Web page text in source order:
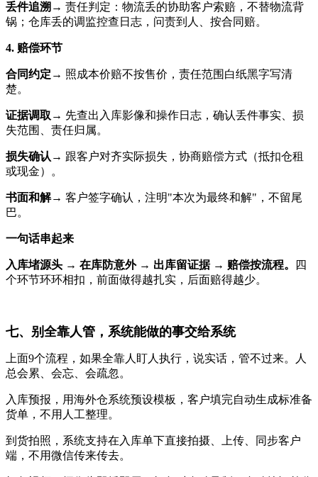
丢件追溯 → 责任判定：物流丢的协助客户索赔，不替物流背
锅；仓库丢的调监控查日志，问责到人、按合同赔。
4. 赔偿环节
合同约定 → 照成本价赔不按售价，责任范围白纸黑字写清
楚。
证据调取 → 先查出入库影像和操作日志，确认丢件事实、损
失范围、责任归属。
损失确认 → 跟客户对齐实际损失，协商赔偿方式（抵扣仓租
或现金）。
书面和解→ 客户签字确认，注明"本次为最终和解"，不留尾
巴。
一句话串起来
入库堵源头 → 在库防意外 → 出库留证据 → 赔偿按流程。
四
个环节环环相扣，前面做得越扎实，后面赔得越少。
七、别全靠人管，系统能做的事交给系统
上面9个流程，如果全靠人盯人执行，说实话，管不过来。人
总会累、会忘、会疏忽。
入库预报，用海外仓系统预设模板，客户填完自动生成标准备
货单，不用人工整理。
到货拍照，系统支持在入库单下直接拍摄、上传、同步客户
端，不用微信传来传去。